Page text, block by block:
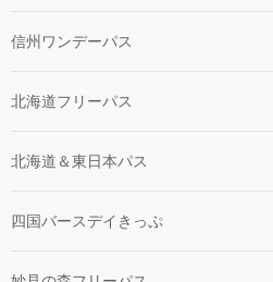
信州ワンデーパス
北海道フリーパス
北海道＆東日本パス
四国バースデイきっぷ